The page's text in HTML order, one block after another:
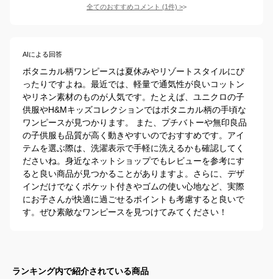
全てのおすすめコメント (1件) >
AIによる回答
ボタニカル柄ワンピースは夏休みやリゾートスタイルにぴ
ったりですよね。最近では、軽量で通気性が良いコットン
やリネン素材のものが人気です。たとえば、ユニクロの子
供服やH&Mキッズコレクションではボタニカル柄の手頃な
ワンピースが見つかります。 また、プチバトーや無印良品
の子供服も品質が高く動きやすいのでおすすめです。アイ
テムを選ぶ際は、洗濯表示で手軽に洗えるかも確認してく
ださいね。身近なネットショップでもレビューを参考にす
ると良い商品が見つかることがありますよ。さらに、デザ
インだけでなくポケット付きやゴムの使い心地など、実際
にお子さんが快適に過ごせるポイントも考慮すると良いで
す。ぜひ素敵なワンピースを見つけてみてください！
ランキング内で紹介されている商品